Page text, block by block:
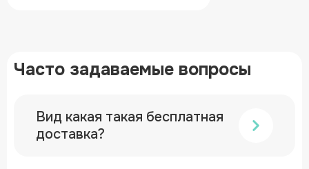
Часто задаваемые вопросы
Вид какая такая бесплатная
доставка?